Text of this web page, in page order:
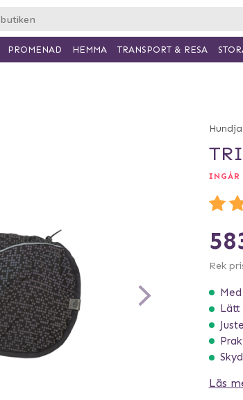
INGÅR
Rek
Lätt
Läs
PROMENAD HEMMA TRANSPORT & RESA